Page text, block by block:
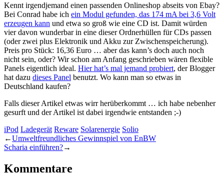
Kennt irgendjemand einen passenden Onlineshop abseits von Ebay?
Bei Conrad habe ich ein Modul gefunden, das 174 mA bei 3,6 Volt
erzeugen kann und etwa so groß wie eine CD ist. Damit würden
vier davon wunderbar in eine dieser Ordnerhüllen für CDs passen
(oder zwei plus Elektronik und Akku zur Zwischenspeicherung).
Preis pro Stück: 16,36 Euro … aber das kann’s doch auch noch
nicht sein, oder? Wir schon am Anfang geschrieben wären flexible
Panels eigentlich ideal. Hier hat’s mal jemand probiert, der Blogger
hat dazu dieses Panel benutzt. Wo kann man so etwas in
Deutschland kaufen?
Falls dieser Artikel etwas wirr herüberkommt … ich habe nebenher
gesurft und der Artikel ist dabei irgendwie entstanden ;-)
iPod Ladegerät Reware Solarenergie Solio
←Umweltfreundliches Gewinnspiel von EnBW
Scharia einführen?→
Kommentare